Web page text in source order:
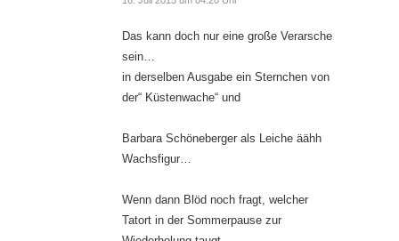
Das kann doch nur eine große Verarsche
sein…
in derselben Ausgabe ein Sternchen von
der“ Küstenwache“ und
Barbara Schöneberger als Leiche äähh
Wachsfigur…
Wenn dann Blöd noch fragt, welcher
Tatort in der Sommerpause zur